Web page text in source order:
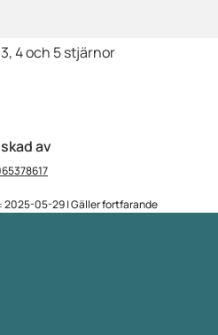
av
2025-05-29 | Gäller fortfarande
4 och 5 stjärnor